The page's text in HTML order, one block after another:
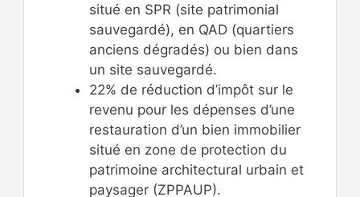
situé en SPR (site patrimonial
sauvegardé), en QAD (quartiers
anciens dégradés) ou bien dans
un site sauvegardé.
22% de réduction d’impôt sur le
revenu pour les dépenses d’une
restauration d’un bien immobilier
situé en zone de protection du
patrimoine architectural urbain et
paysager (ZPPAUP).